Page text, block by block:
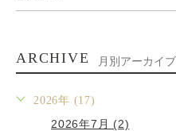
ARCHIVE 月別アーカイブ
2026年 (17)
2026年7月 (2)